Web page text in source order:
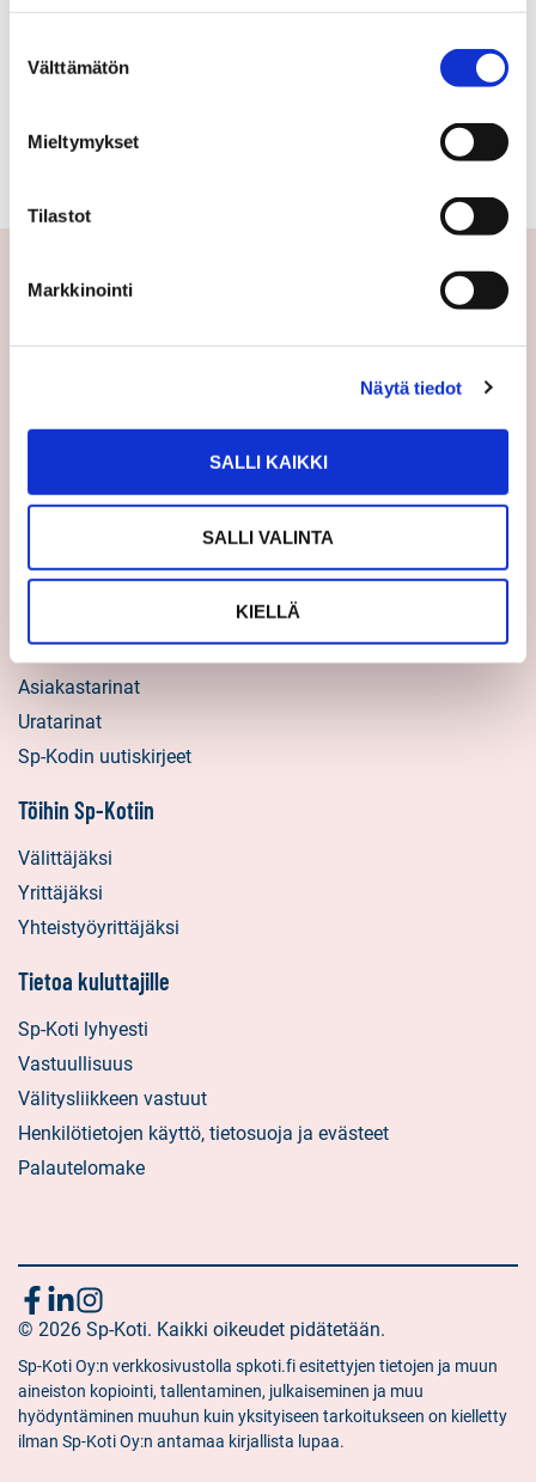
valinta
Välttämätön
Mieltymykset
Tilastot
Markkinointi
Näytä tiedot
SALLI KAIKKI
SALLI VALINTA
KIELLÄ
Suomi Orimattila Mallusjoki
3-4h,k,s,wc,var,vilpola
Suosittele
Ajankohtaista
Vinkit
Asiakastarinat
Uratarinat
Sp-Kodin uutiskirjeet
Töihin Sp-Kotiin
Välittäjäksi
Yrittäjäksi
Yhteistyöyrittäjäksi
Tietoa kuluttajille
Sp-Koti lyhyesti
Vastuullisuus
Välitysliikkeen vastuut
Henkilötietojen käyttö, tietosuoja ja evästeet
Palautelomake
Seuraa
meitä
Sosiaalinen
media:
facebook
Sosiaalinen
media:
linkedin
Sosiaalinen
media:
instagram
© 2026 Sp-Koti. Kaikki oikeudet pidätetään.
Sp-Koti Oy:n verkkosivustolla spkoti.fi esitettyjen tietojen ja muun
aineiston kopiointi, tallentaminen, julkaiseminen ja muu
hyödyntäminen muuhun kuin yksityiseen tarkoitukseen on kielletty
ilman Sp-Koti Oy:n antamaa kirjallista lupaa.